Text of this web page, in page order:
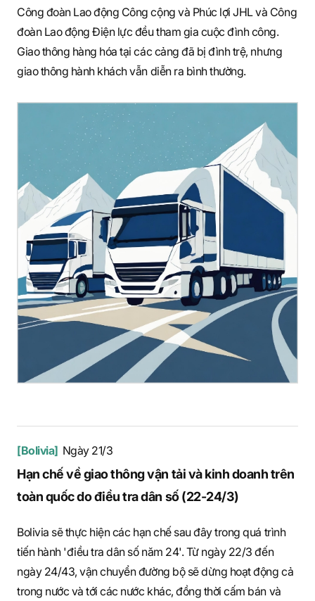
e
Công đoàn Lao động Công cộng và Phúc lợi JHL và Công
đoàn Lao động Điện lực đều tham gia cuộc đình công.
Giao thông hàng hóa tại các cảng đã bị đình trệ, nhưng
giao thông hành khách vẫn diễn ra bình thường.
[Bolivia] Ngày 21/3
Hạn chế về giao thông vận tải và kinh doanh trên
toàn quốc do điều tra dân số (22-24/3)
Bolivia sẽ thực hiện các hạn chế sau đây trong quá trình
tiến hành 'điều tra dân số năm 24'. Từ ngày 22/3 đến
ngày 24/43, vận chuyển đường bộ sẽ dừng hoạt động cả
trong nước và tới các nước khác, đồng thời cấm bán và